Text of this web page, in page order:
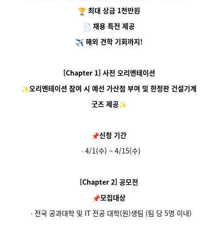
최대 상금 1천만원
채용 특전 제공
해외 견학 기회까지!
[Chapter 1] 사전 오리엔테이션
오리엔테이션 참여 시 예선 가산점 부여 및 한정판 건설기계
굿즈 제공
신청 기간
∙ 4/1(수) ~ 4/15(수)
[Chapter 2] 공모전
모집대상
∙ 전국 공과대학 및 IT 전공 대학(원)생팀 (팀 당 5명 이내)